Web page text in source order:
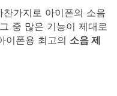
가지로 아이폰의 소음
중 많은 기능이 제대로
이폰용 최고의 소음 제